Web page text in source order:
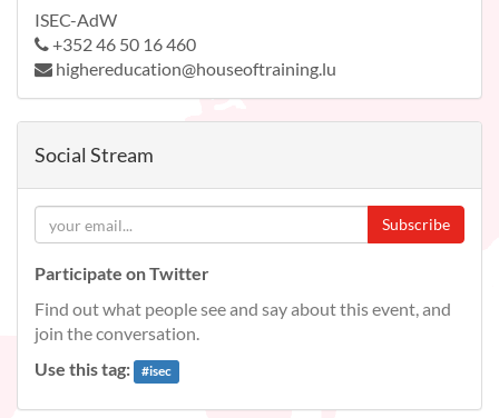
ISEC-AdW
+352 46 50 16 460
highereducation@houseoftraining.lu
Social Stream
Subscribe
Participate on Twitter
Find out what people see and say about this event, and
join the conversation.
Use this tag:
#isec